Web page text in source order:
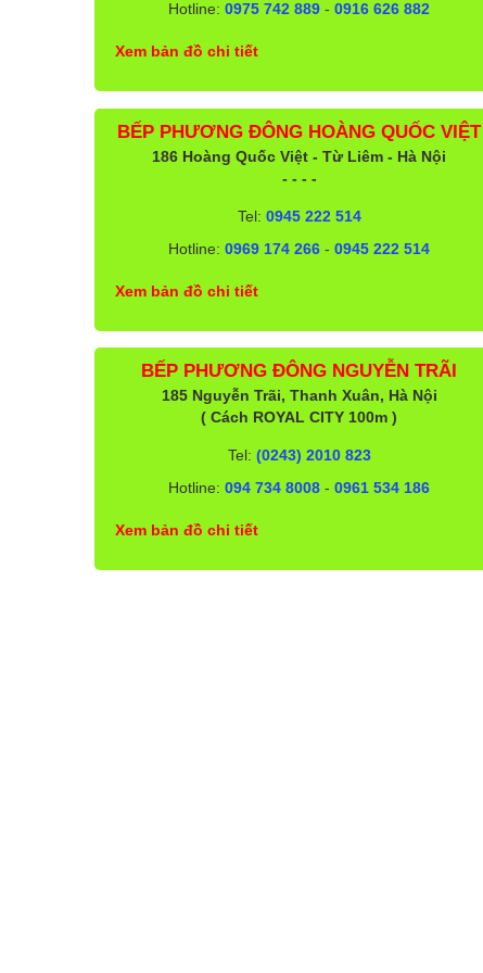
Hotline:0975 742 889 -0916 626 882
Xem bản đồ chi tiết
BẾP PHƯƠNG ĐÔNG HOÀNG QUỐC VIỆT
186 Hoàng Quốc Việt - Từ Liêm - Hà Nội
- - - -
Tel: 0945 222 514
Hotline:0969 174 266 -0945 222 514
Xem bản đồ chi tiết
BẾP PHƯƠNG ĐÔNG NGUYỄN TRÃI
185 Nguyễn Trãi, Thanh Xuân, Hà Nội
( Cách ROYAL CITY 100m )
Tel: (0243) 2010 823
Hotline:094 734 8008 -0961 534 186
Xem bản đồ chi tiết